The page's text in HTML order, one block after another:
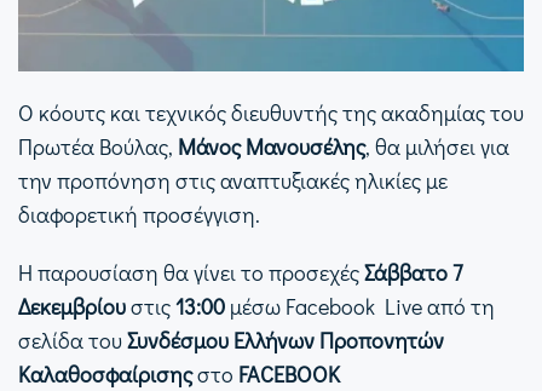
Ο κόουτς και τεχνικός διευθυντής της ακαδημίας του
Πρωτέα Βούλας, Μάνος Μανουσέλης, θα μιλήσει για
την προπόνηση στις αναπτυξιακές ηλικίες με
διαφορετική προσέγγιση.
Η παρουσίαση θα γίνει το προσεχέςΣάββατο 7
Δεκεμβρίουστις13:00 μέσω Facebook Live από τη
σελίδα τουΣυνδέσμου Ελλήνων Προπονητών
Καλαθοσφαίρισηςστο FACEBOOK